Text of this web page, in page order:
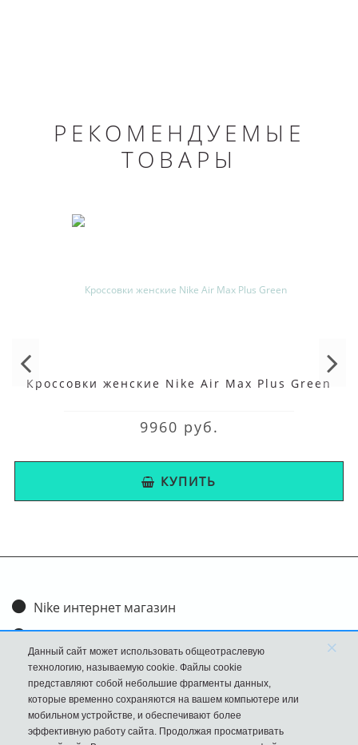
РЕКОМЕНДУЕМЫЕ
ТОВАРЫ
Кроссовки женские Nike Air Max Plus Green
9960 руб.
КУПИТЬ
Nike интернет магазин
Доставка и оплата
Обмен и возврат
Размеры
FAQ
Данный сайт может использовать общеотраслевую
технологию, называемую cookie. Файлы cookie
представляют собой небольшие фрагменты данных,
которые временно сохраняются на вашем компьютере или
мобильном устройстве, и обеспечивают более
эффективную работу сайта. Продолжая просматривать
×